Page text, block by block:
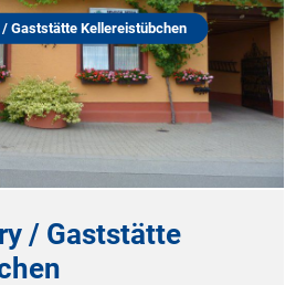
Kellereistübchen
/ Gaststätte